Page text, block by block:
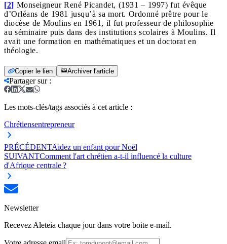
[2] Monseigneur René Picandet, (1931 – 1997) fut évêque
d’Orléans de 1981 jusqu’à sa mort. Ordonné prêtre pour le
diocèse de Moulins en 1961, il fut professeur de philosophie
au séminaire puis dans des institutions scolaires à Moulins. Il
avait une formation en mathématiques et un doctorat en
théologie.
Copier le lien Archiver l'article
Partager sur:
Les mots-clés/tags associés à cet article :
Chrétiensentrepreneur
PRÉCÉDENTAidez un enfant pour Noël
SUIVANTComment l'art chrétien a-t-il influencé la culture
d'Afrique centrale ?
Newsletter
Recevez Aleteia chaque jour dans votre boite e-mail.